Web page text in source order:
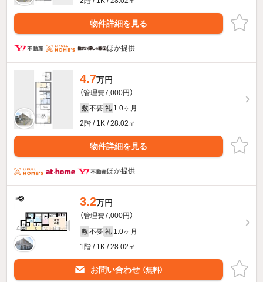
物件詳細を見る
ほか提供
4.7万円
（管理費7,000円）
敷 不要 礼 1.0ヶ月
2階 / 1K / 28.02㎡
物件詳細を見る
ほか提供
3.2万円
（管理費7,000円）
敷 不要 礼 1.0ヶ月
1階 / 1K / 28.02㎡
お問い合わせ （無料）